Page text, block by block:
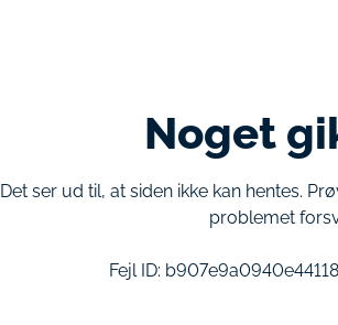
Noget
Det ser ud til, at siden ikke kan hentes.
problemet
Fejl ID: